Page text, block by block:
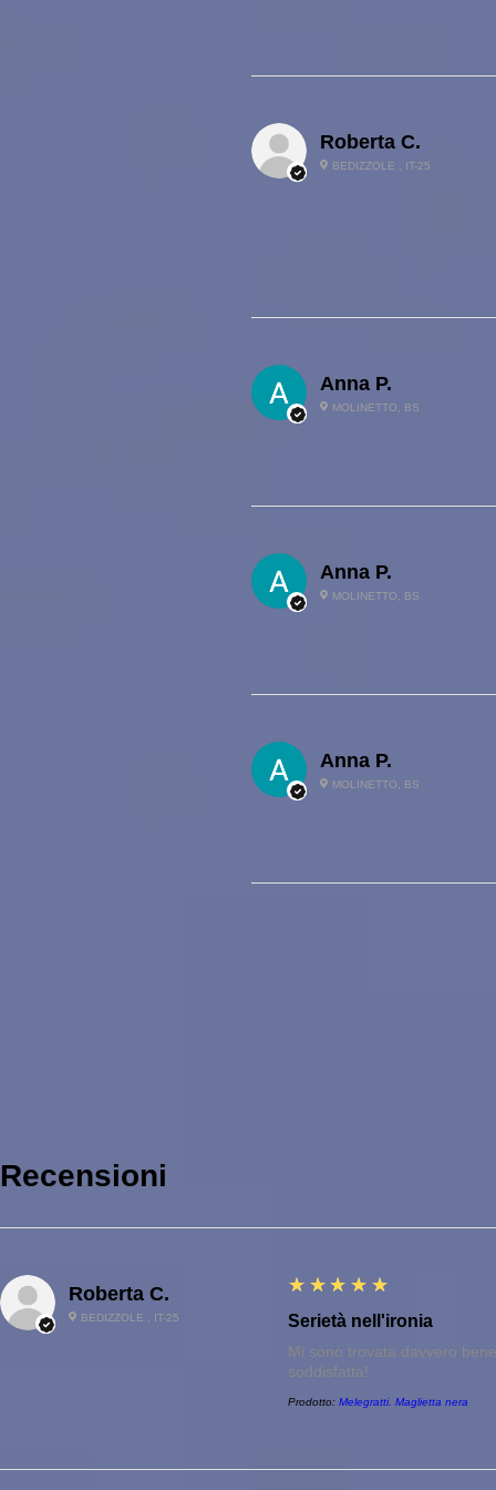
Roberta C.
BEDIZZOLE , IT-25
Anna P.
MOLINETTO, BS
Anna P.
MOLINETTO, BS
Anna P.
MOLINETTO, BS
Recensioni
Roberta C.
BEDIZZOLE , IT-25
5
★★★★★
Serietà nell'ironia
Mi sono trovata davvero
soddisfatta!
Prodotto: Melegratti. Maglietta nera